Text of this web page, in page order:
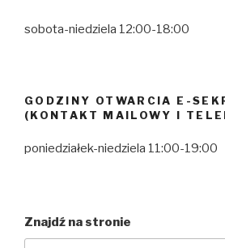
sobota-niedziela 12:00-18:00
GODZINY OTWARCIA E-
(KONTAKT MAILOWY I
poniedziałek-niedziela 11:00-19:00
Znajdź na stronie